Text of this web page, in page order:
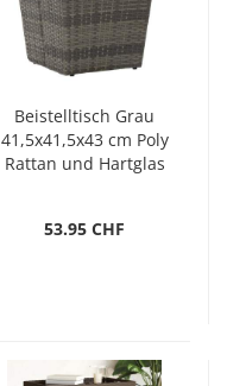
Beistelltisch Grau
41,5x41,5x43 cm Poly
Rattan und Hartglas
53.95 CHF